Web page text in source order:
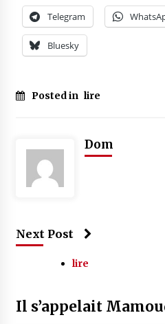
Telegram
Bluesky
Posted in lire
Dom
Next Post
lire
Il s’appelait